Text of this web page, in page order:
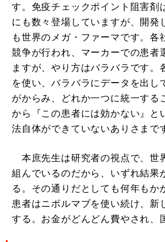
す。免疫チェックポイント阻害剤
にも数々登場していますが、開発
も世界のメガ・ファーマです。各
競争が行われ、マーカーでの患者
ますが、やり方はバラバラです。
を使い、バラバラにデータを出し
がからみ、どれか一つに統一する
から『この患者には効かない』と
法自体ができていないありさまで
本庶先生は研究者の視点で、世
組んでいるのだから、いずれ結果
る。その通りだとしても何年もか
患者はニボルマブを使い続け、新
する。お金がどんどん費やされ、